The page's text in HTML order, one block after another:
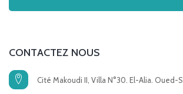
CONTACTEZ NOUS
Cité Makoudi II, Villa N°30. El-Alia. Oued-